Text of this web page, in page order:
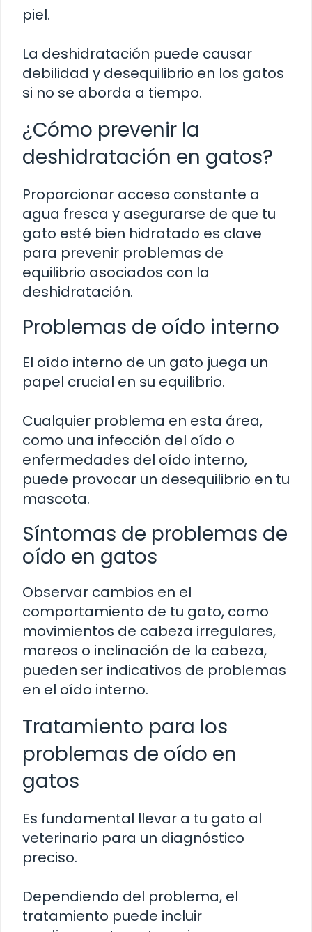
piel.
La deshidratación puede causar
debilidad y desequilibrio en los gatos
si no se aborda a tiempo.
¿Cómo prevenir la
deshidratación en gatos?
Proporcionar acceso constante a
agua fresca y asegurarse de que tu
gato esté bien hidratado es clave
para prevenir problemas de
equilibrio asociados con la
deshidratación.
Problemas de oído interno
El oído interno de un gato juega un
papel crucial en su equilibrio.
Cualquier problema en esta área,
como una infección del oído o
enfermedades del oído interno,
puede provocar un desequilibrio en tu
mascota.
Síntomas de problemas de
oído en gatos
Observar cambios en el
comportamiento de tu gato, como
movimientos de cabeza irregulares,
mareos o inclinación de la cabeza,
pueden ser indicativos de problemas
en el oído interno.
Tratamiento para los
problemas de oído en
gatos
Es fundamental llevar a tu gato al
veterinario para un diagnóstico
preciso.
Dependiendo del problema, el
tratamiento puede incluir